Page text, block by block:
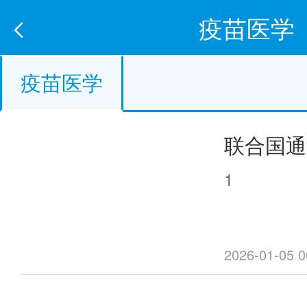
疫苗医学
疫苗医学
联合国
丸爷爷”
1
2026-01-05